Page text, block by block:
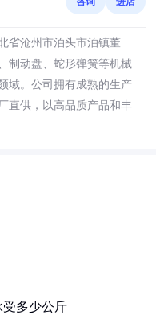
省沧州市泊头市泊镇董
制动盘、蛇形弹簧等机械
域。公司拥有成熟的生产
直供，以高品质产品和丰
多少公斤